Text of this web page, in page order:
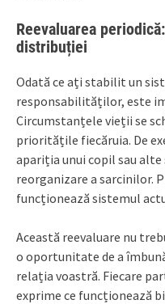
Reevaluarea
distribuției
Odată ce ați stabilit un
responsabilităților, este
Circumstanțele vieții se
prioritățile fiecăruia. De
apariția unui copil sau
reorganizare a sarcinilor.
funcționează sistemul
Această reevaluare nu
o oportunitate de a
relația voastră. Fiecare
exprime ce funcționează